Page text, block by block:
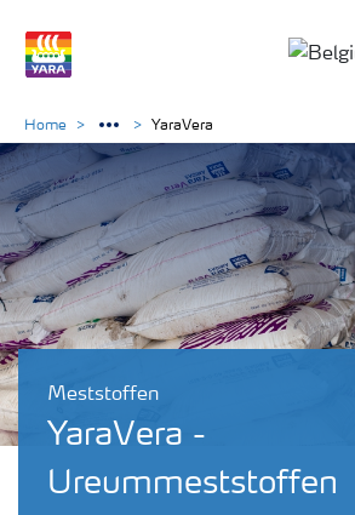
Meststoffen
YaraVera -
Ureummeststoffen
Home YaraVera